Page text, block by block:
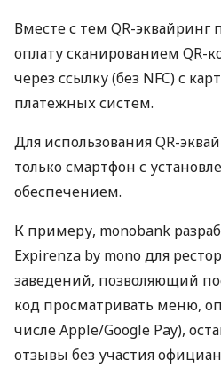
Вместе с тем QR-эквайринг
оплату сканированием QR-
через ссылку (без NFC) с
платежных систем.
Для использования QR-
только смартфон с
обеспечением.
К примеру, monobank
Expirenza by mono для
заведений, позволяющий
код просматривать меню,
числе Apple/Google Pay),
отзывы без участия